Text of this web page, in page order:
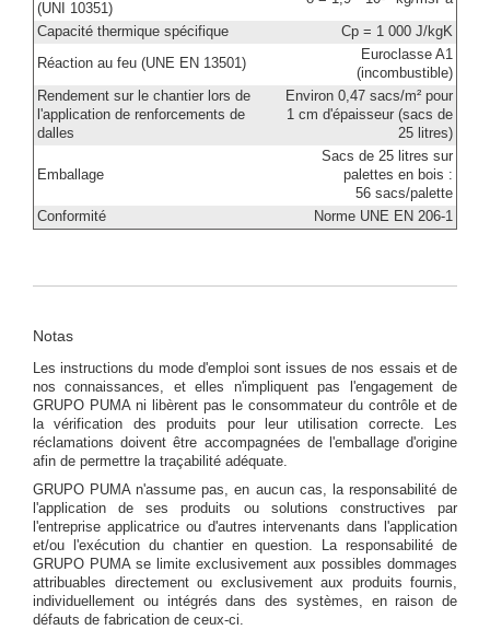
(UNI 10351)
Capacité thermique spécifique Cp = 1 000 J/kgK
Réaction au feu (UNE EN 13501)
Euroclasse A1
(incombustible)
Rendement sur le chantier lors de
l'application de renforcements de
dalles
Environ 0,47 sacs/m² pour
1 cm d'épaisseur (sacs de
25 litres)
Emballage
Sacs de 25 litres sur
palettes en bois :
56 sacs/palette
Conformité
Norme UNE EN 206-1
Notas
Les instructions du mode d'emploi sont issues de nos essais et de
nos connaissances, et elles n'impliquent pas l'engagement de
GRUPO PUMA ni libèrent pas le consommateur du contrôle et de
la vérification des produits pour leur utilisation correcte. Les
réclamations doivent être accompagnées de l'emballage d'origine
afin de permettre la traçabilité adéquate.
GRUPO PUMA n'assume pas, en aucun cas, la responsabilité de
l'application de ses produits ou solutions constructives par
l'entreprise applicatrice ou d'autres intervenants dans l'application
et/ou l'exécution du chantier en question. La responsabilité de
GRUPO PUMA se limite exclusivement aux possibles dommages
attribuables directement ou exclusivement aux produits fournis,
individuellement ou intégrés dans des systèmes, en raison de
défauts de fabrication de ceux-ci.